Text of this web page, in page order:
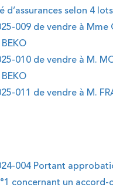
d’assurances selon 4 lots
009 de vendre à Mme
010 de vendre à M.
011 de vendre à M.
004 Portant
concernant un